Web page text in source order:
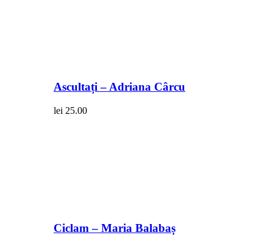
Ascultați – Adriana Cârcu
lei 25.00
Ciclam – Maria Balabaș